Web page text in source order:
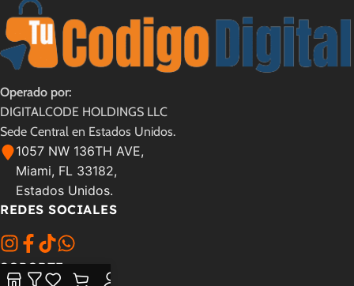
Operado por:
DIGITALCODE HOLDINGS LLC
Sede Central en Estados Unidos.
1057 NW 136TH AVE,
Miami, FL 33182,
Estados Unidos.
REDES SOCIALES
SOPORTE